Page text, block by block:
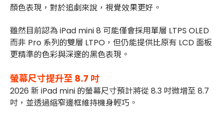
顏色表現，對於追劇來說，視覺效果更好。
雖然目前認為 iPad mini 8 可能僅會採用單層 LTPS OLED
而非 Pro 系列的雙層 LTPO，但仍能提供比原有 LCD 面板
更精準的色彩與深邃的黑色表現。
螢幕尺寸提升至 8.7 吋
2026 新 iPad mini 的螢幕尺寸預計將從 8.3 吋微增至 8.7
吋，並透過縮窄邊框維持機身輕巧 。